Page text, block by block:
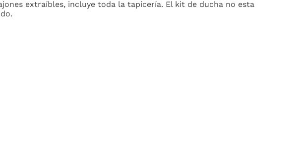
extraíbles, incluye toda la tapicería. El kit de ducha no esta